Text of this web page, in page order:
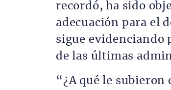
recordó, ha sido
adecuación para el
sigue evidenciando
de las últimas
“¿A qué le subieron